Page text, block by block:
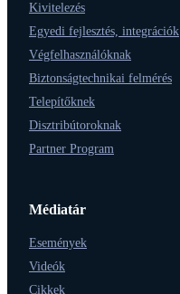
Kivitelezés
Egyedi fejlesztés, integrációk
Végfelhasználóknak
Biztonságtechnikai felmérés
Telepítőknek
Disztribútoroknak
Partner Program
Médiatár
Események
Videók
Cikkek